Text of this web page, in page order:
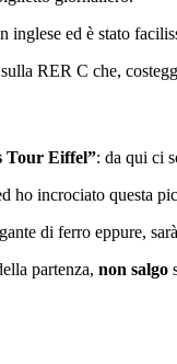
inglese ed è stato
RER C che,
Tour Eiffel”: da qui ci
ho incrociato questa
di ferro eppure,
partenza, non salgo